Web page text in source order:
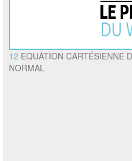
12 EQUATION CARTÉSIENNE
NORMAL